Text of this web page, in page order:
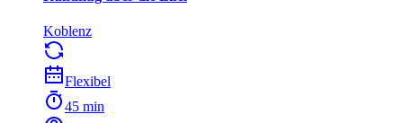
Koblenz
Flexibel
45 min